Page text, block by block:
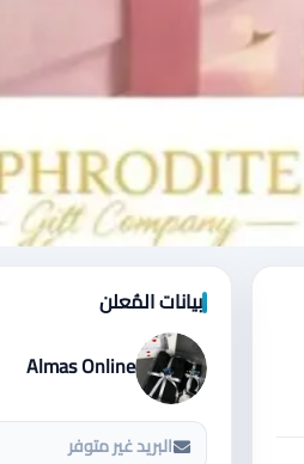
بيانات المُعلن
Almas Online
البريد غير متوفر